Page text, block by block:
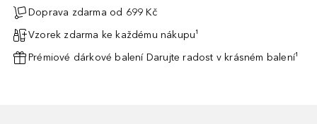
Doprava zdarma od 699 Kč
Vzorek zdarma ke každému nákupu¹
Prémiové dárkové balení Darujte radost v krásném balení¹